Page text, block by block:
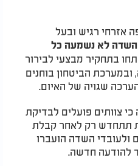
אזרחי רגיש ובעל
לא נשמעה כל
בתחקיר מבצעי לבירור
הביטחון בוחנים
שגויה של האיום.
צוותים פועלים לבדיקת
תתחדש רק לאחר קבלת
ולעובדי השדה הועברו
להודעה חדשה.